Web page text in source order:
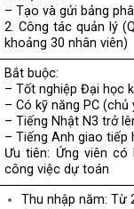
– Tạo và gửi bảng
2. Công tác quản lý
khoảng 30 nhân viên)
Bắt buộc:
– Tốt nghiệp Đại học
– Có kỹ năng PC (chủ
– Tiếng Nhật N3 trở
– Tiếng Anh giao tiếp
Ưu tiên: Ứng viên có
công việc dự toán
Thu nhập năm: Từ